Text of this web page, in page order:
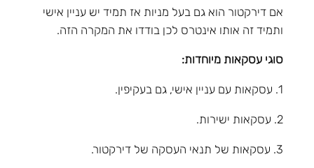
אם דירקטור הוא גם בעל מניות אז תמיד יש עניין אישי
ותמיד זה אותו אינטרס לכן בודדו את המקרה הזה.
סוגי עסקאות מיוחדות:
1. עסקאות עם עניין אישי, גם בעקיפין.
2. עסקאות ישירות.
3. עסקאות של תנאי העסקה של דירקטור.